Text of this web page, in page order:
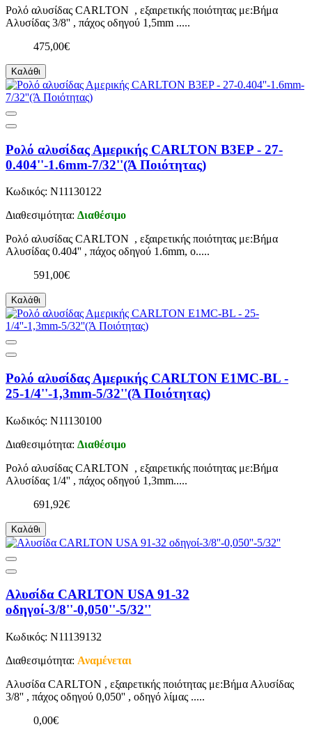
Ρολό αλυσίδας CARLTON , εξαιρετικής ποιότητας με:Βήμα
Αλυσίδας 3/8'' , πάχος οδηγού 1,5mm .....
475,00€
Καλάθι
Ρολό αλυσίδας Αμερικής CARLTON B3EP - 27-
0.404''-1.6mm-7/32''(Ά Ποιότητας)
Κωδικός: N11130122
Διαθεσιμότητα: Διαθέσιμο
Ρολό αλυσίδας CARLTON , εξαιρετικής ποιότητας με:Βήμα
Αλυσίδας 0.404'' , πάχος οδηγού 1.6mm, ο.....
591,00€
Καλάθι
Ρολό αλυσίδας Αμερικής CARLTON E1MC-BL -
25-1/4''-1,3mm-5/32''(Ά Ποιότητας)
Κωδικός: N11130100
Διαθεσιμότητα: Διαθέσιμο
Ρολό αλυσίδας CARLTON , εξαιρετικής ποιότητας με:Βήμα
Αλυσίδας 1/4'' , πάχος οδηγού 1,3mm.....
691,92€
Καλάθι
Αλυσίδα CARLTON USA 91-32
οδηγοί-3/8''-0,050''-5/32''
Κωδικός: N11139132
Διαθεσιμότητα: Αναμένεται
Αλυσίδα CARLTON , εξαιρετικής ποιότητας με:Βήμα Αλυσίδας
3/8'' , πάχος οδηγού 0,050'' , οδηγό λίμας .....
0,00€